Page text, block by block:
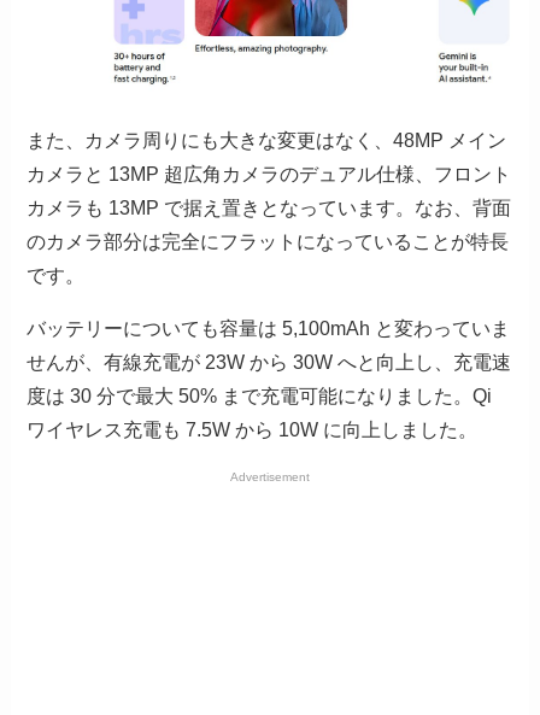
また、カメラ周りにも大きな変更はなく、48MP メイン
カメラと 13MP 超広角カメラのデュアル仕様、フロント
カメラも 13MP で据え置きとなっています。なお、背面
のカメラ部分は完全にフラットになっていることが特長
です。
バッテリーについても容量は 5,100mAh と変わっていま
せんが、有線充電が 23W から 30W へと向上し、充電速
度は 30 分で最大 50% まで充電可能になりました。Qi
ワイヤレス充電も 7.5W から 10W に向上しました。
Advertisement